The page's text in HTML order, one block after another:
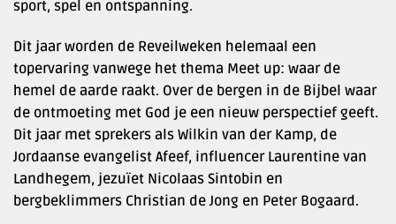
sport, spel en ontspanning.
Dit jaar worden de Reveilweken helemaal een
topervaring vanwege het thema Meet up: waar de
hemel de aarde raakt. Over de bergen in de Bijbel waar
de ontmoeting met God je een nieuw perspectief geeft.
Dit jaar met sprekers als Wilkin van der Kamp, de
Jordaanse evangelist Afeef, influencer Laurentine van
Landhegem, jezuïet Nicolaas Sintobin en
bergbeklimmers Christian de Jong en Peter Bogaard.